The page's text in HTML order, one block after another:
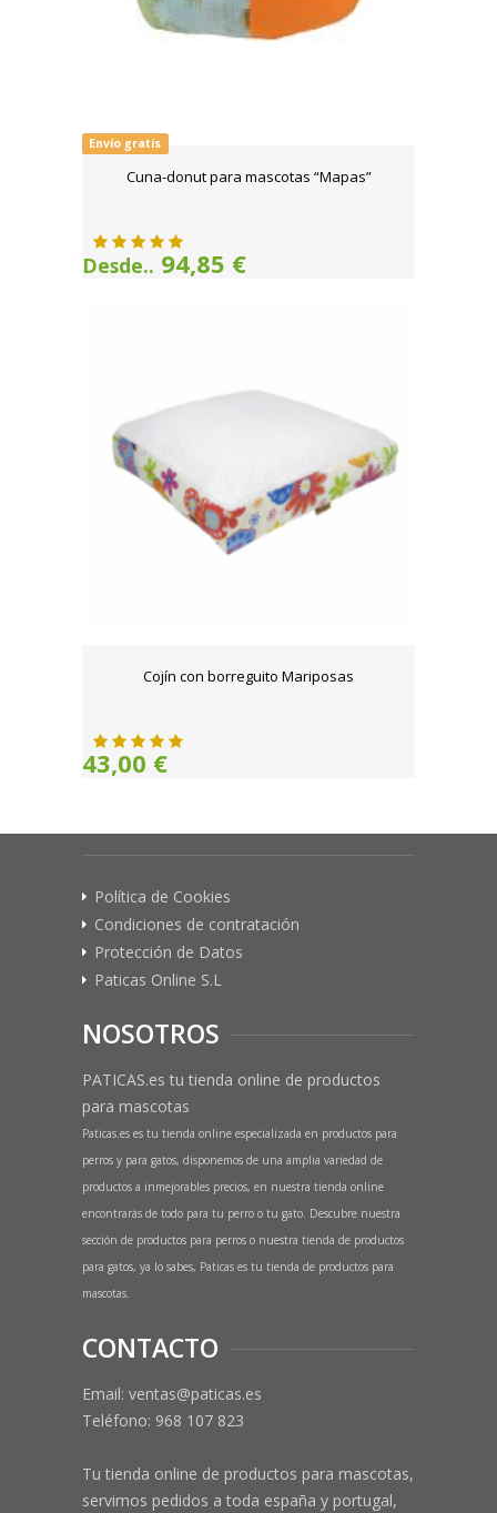
Envío gratis
Cuna-donut para mascotas “Mapas”
Desde.. 94,85 €
Cojín con borreguito Mariposas
43,00 €
Política de Cookies
Condiciones de contratación
Protección de Datos
Paticas Online S.L
NOSOTROS
PATICAS.es tu tienda online de productos
para mascotas
Paticas.es es tu tienda online especializada en productos para
perros y para gatos, disponemos de una amplia variedad de
productos a inmejorables precios, en nuestra tienda online
encontrarás de todo para tu perro o tu gato. Descubre nuestra
sección de productos para perros o nuestra tienda de productos
para gatos, ya lo sabes, Paticas es tu tienda de productos para
mascotas.
CONTACTO
Email: ventas@paticas.es
Teléfono: 968 107 823
Tu tienda online de productos para mascotas,
servimos pedidos a toda españa y portugal,